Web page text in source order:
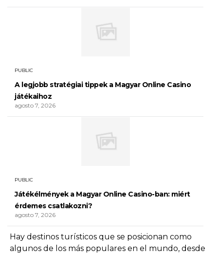
Hay destinos turísticos que se posicionan como
algunos de los más populares en el mundo, desde
PUBLIC
A legjobb stratégiai tippek a Magyar Online Casino
játékaihoz
agosto 7, 2026
PUBLIC
Játékélmények a Magyar Online Casino-ban: miért
érdemes csatlakozni?
agosto 7, 2026